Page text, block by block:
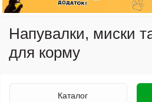
Напувалки, миски
для корму
Каталог